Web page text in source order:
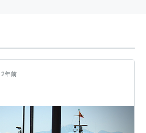
ト「The Tower SP」として復活。
リ「
2年前